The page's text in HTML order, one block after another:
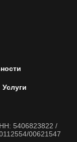
Услуги
5406823822 /
00621547